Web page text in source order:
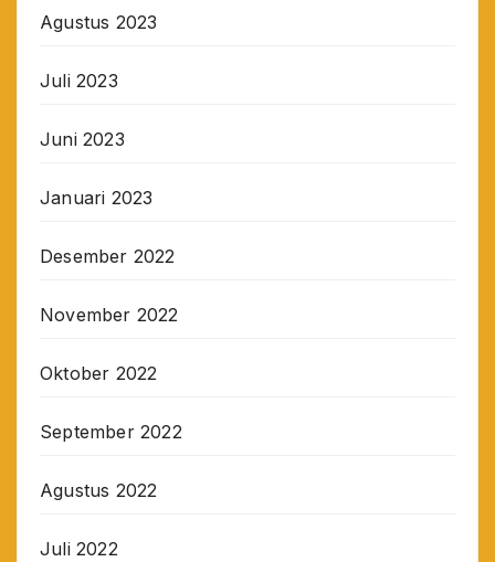
Agustus 2023
Juli 2023
Juni 2023
Januari 2023
Desember 2022
November 2022
Oktober 2022
September 2022
Agustus 2022
Juli 2022